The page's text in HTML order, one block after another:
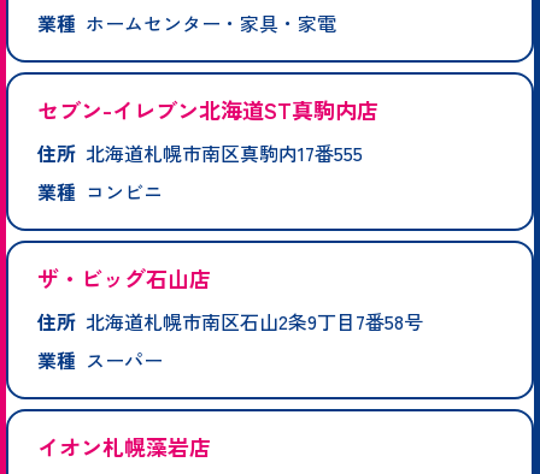
業種 ホームセンター・家具・家電
セブン-イレブン北海道ST真駒内店
住所 北海道札幌市南区真駒内17番555
業種 コンビニ
ザ・ビッグ石山店
住所 北海道札幌市南区石山2条9丁目7番58号
業種 スーパー
イオン札幌藻岩店